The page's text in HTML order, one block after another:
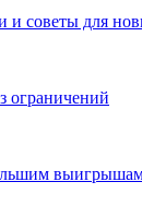
и советы для
ограничений